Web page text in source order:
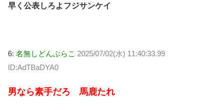
早く公表しろよフジサンケイ
6: 名無しどんぶらこ 2025/07/02(水) 11:40:33.99
ID:AdTBaDYA0
男なら素手だろ 馬鹿たれ